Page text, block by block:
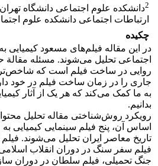
2دانشکده علوم اجتماعی دانشگاه
ارتباطات اجتماعی دانشکده علوم
چکیده
در این مقاله فیلم‌های مسعود کیمیایی
اجتماعی تحلیل می‌شوند. مسئله
روایی در ساخت فیلم است که
جاری را در زمان ساخت فیلم در خود
به ما کمک می‌کند که هر یک از آثار
بدانیم.
رویکرد روش‌شناختی مقاله تحلیل
اساس آن، پنج فیلم سینمایی کیمیایی به
تاریخ معاصر ایران تحلیل می‌شوند.
فیلم سفر سنگ در دوران انقلاب
جنگ تحمیلی، فیلم سلطان در دوران